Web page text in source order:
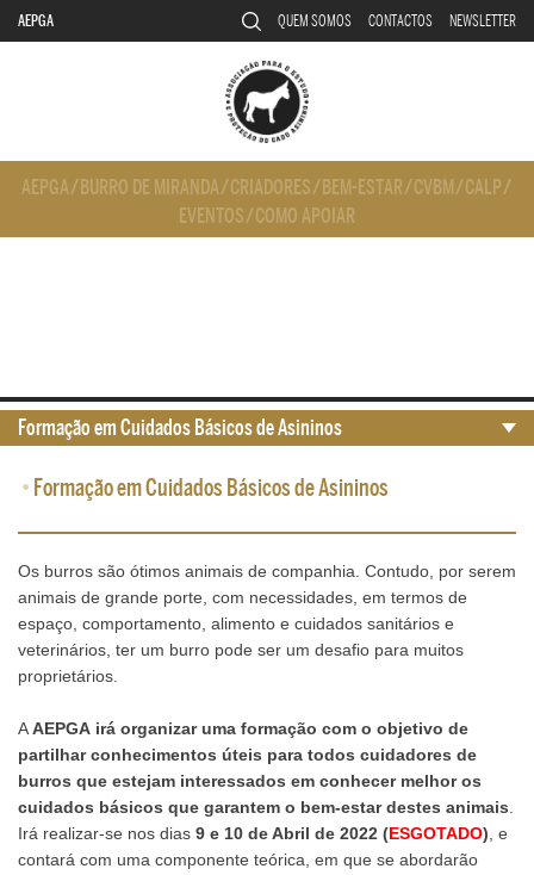
AEPGA QUEM SOMOS CONTACTOS NEWSLETTER
AEPGA/ BURRO DE MIRANDA/CRIADORES/ BEM-ESTAR/CVBM/CALP/
EVENTOS/COMO APOIAR
• Formação em Cuidados Básicos de Asininos
Os burros são ótimos animais de companhia. Contudo, por serem
animais de grande porte, com necessidades, em termos de
espaço, comportamento, alimento e cuidados sanitários e
veterinários, ter um burro pode ser um desafio para muitos
proprietários.
AAEPGA irá organizar uma formação com o objetivo de
partilhar conhecimentos úteis para todos cuidadores de
burros que estejam interessados em conhecer melhor os
cuidados básicos que garantem o bem-estar destes animais
Irá realizar-se nos dias 9 e 10 de Abril de 2022 (ESGOTADO) , e
contará com uma componente teórica, em que se abordarão
Formação em Cuidados Básicos de Asininos